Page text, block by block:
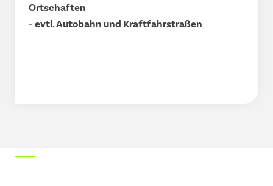
Ortschaften
- evtl. Autobahn und Kraftfahrstraßen